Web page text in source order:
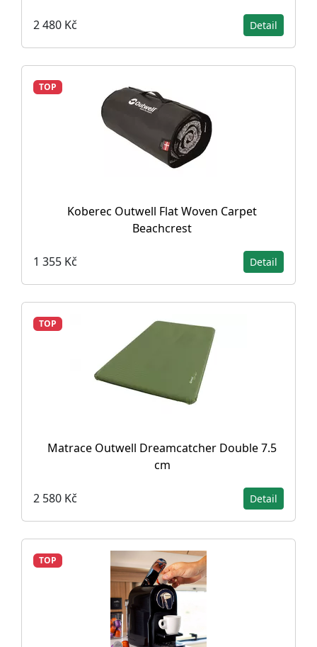
2 480 Kč Detail
TOP
Koberec Outwell Flat Woven Carpet
Beachcrest
1 355 Kč Detail
TOP
Matrace Outwell Dreamcatcher Double 7.5
cm
2 580 Kč Detail
TOP